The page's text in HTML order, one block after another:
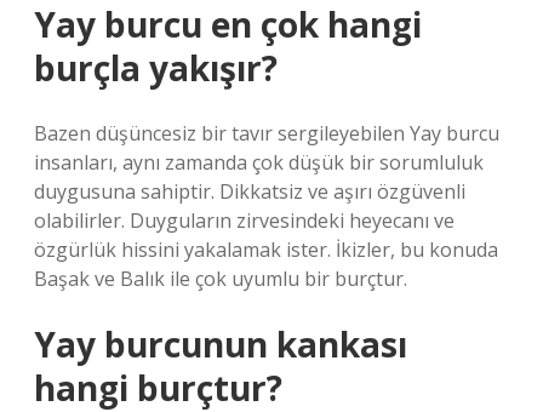
Yay burcu en çok hangi
burçla yakışır?
Bazen düşüncesiz bir tavır sergileyebilen Yay burcu
insanları, aynı zamanda çok düşük bir sorumluluk
duygusuna sahiptir. Dikkatsiz ve aşırı özgüvenli
olabilirler. Duyguların zirvesindeki heyecanı ve
özgürlük hissini yakalamak ister. İkizler, bu konuda
Başak ve Balık ile çok uyumlu bir burçtur.
Yay burcunun kankası
hangi burçtur?